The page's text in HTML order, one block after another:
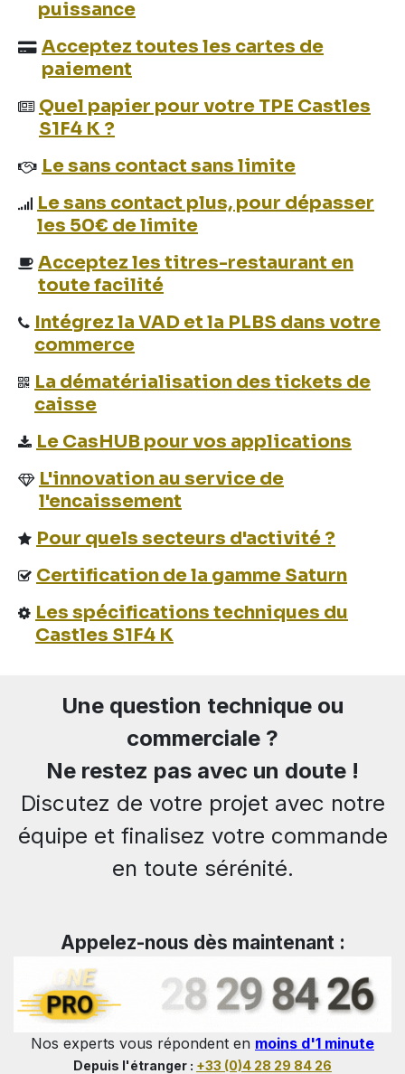
puissance
Acceptez toutes les cartes de
paiement
Quel papier pour votre TPE Castles
S1F4 K ?
Le sans contact sans limite
Le sans contact plus, pour dépasser
les 50€ de limite
Acceptez les titres-restaurant en
toute facilité
Intégrez la VAD et la PLBS dans votre
commerce
La dématérialisation des tickets de
caisse
Le CasHUB pour vos applications
L'innovation au service de
l'encaissement
Pour quels secteurs d'activité ?
Certification de la gamme Saturn
Les spécifications techniques du
Castles S1F4 K
Une question technique ou
commerciale ?
Ne restez pas avec un doute !
Discutez de votre projet avec notre
équipe et finalisez votre commande
en toute sérénité.
Appelez-nous dès maintenant :
Nos experts vous répondent en moins d'1 minute
Depuis l'étranger : +33 (0)4 28 29 84 26